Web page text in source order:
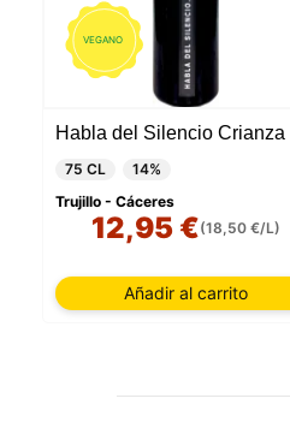
VEGANO
75 CL
14%
Trujillo - Cáceres
12,95 €(18,50 €/L)
Añadir al carrito